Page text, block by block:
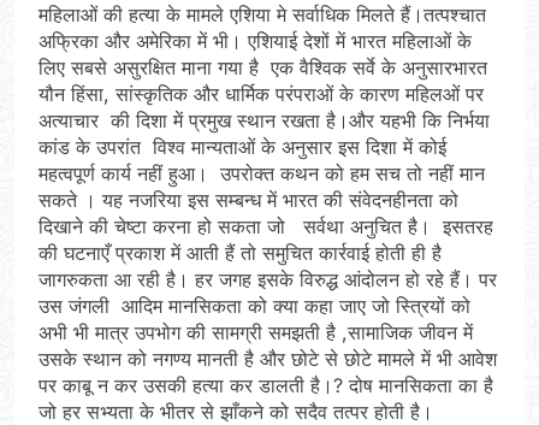
महिलाओं की हत्या के मामले एशिया मे सर्वाधिक मिलते हैं।तत्पश्चात
अफ्रिका और अमेरिका में भी। एशियाई देशों में भारत महिलाओं के
लिए सबसे असुरक्षित माना गया है एक वैश्विक सर्वे के अनुसारभारत
यौन हिंसा, सांस्कृतिक और धार्मिक परंपराओं के कारण महिलओं पर
अत्याचार की दिशा में प्रमुख स्थान रखता है।और यहभी कि निर्भया
कांड के उपरांत विश्व मान्यताओं के अनुसार इस दिशा में कोई
महत्वपूर्ण कार्य नहीं हुआ। उपरोक्त कथन को हम सच तो नहीं मान
सकते । यह नजरिया इस सम्बन्ध में भारत की संवेदनहीनता को
दिखाने की चेष्टा करना हो सकता जो सर्वथा अनुचित है। इसतरह
की घटनाएँ प्रकाश में आती हैं तो समुचित कार्रवाई होती ही है
जागरुकता आ रही है। हर जगह इसके विरुद्ध आंदोलन हो रहे हैं। पर
उस जंगली आदिम मानसिकता को क्या कहा जाए जो स्त्रियों को
अभी भी मात्र उपभोग की सामग्री समझती है ,सामाजिक जीवन में
उसके स्थान को नगण्य मानती है और छोटे से छोटे मामले में भी आवेश
पर काबू न कर उसकी हत्या कर डालती है।? दोष मानसिकता का है
जो हर सभ्यता के भीतर से झाँकने को सदैव तत्पर होती है।